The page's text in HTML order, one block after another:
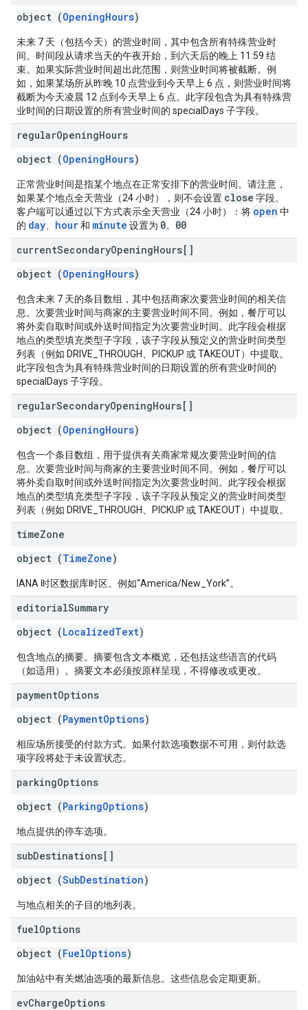
object (OpeningHours)
未来 7 天（包括今天）的营业时间，其中包含所有特殊营业时
间。时间段从请求当天的午夜开始，到六天后的晚上 11:59 结
束。如果实际营业时间超出此范围，则营业时间将被截断。例
如，如果某场所从昨晚 10 点营业到今天早上 6 点，则营业时间将
截断为今天凌晨 12 点到今天早上 6 点。此字段包含为具有特殊营
业时间的日期设置的所有营业时间的 specialDays 子字段。
regularOpeningHours
object (OpeningHours)
正常营业时间是指某个地点在正常安排下的营业时间。请注意，
如果某个地点全天营业（24 小时），则不会设置 close 字段。
客户端可以通过以下方式表示全天营业（24 小时）：将 open 中
的 day hour和 minute 设置为 0。 00
currentSecondaryOpeningHours[]
object (OpeningHours)
包含未来 7 天的条目数组，其中包括商家次要营业时间的相关信
息。次要营业时间与商家的主要营业时间不同。例如，餐厅可以
将外卖自取时间或外送时间指定为次要营业时间。此字段会根据
地点的类型填充类型子字段，该子字段从预定义的营业时间类型
列表（例如 DRIVE_THROUGH、PICKUP 或 TAKEOUT）中提取。
此字段包含为具有特殊营业时间的日期设置的所有营业时间的
specialDays 子字段。
regularSecondaryOpeningHours[]
object (OpeningHours)
包含一个条目数组，用于提供有关商家常规次要营业时间的信
息。次要营业时间与商家的主要营业时间不同。例如，餐厅可以
将外卖自取时间或外送时间指定为次要营业时间。此字段会根据
地点的类型填充类型子字段，该子字段从预定义的营业时间类型
列表（例如 DRIVE_THROUGH、PICKUP 或 TAKEOUT）中提取。
timeZone
object (TimeZone)
IANA 时区数据库时区。例如“America/New_York”。
editorialSummary
object (LocalizedText)
包含地点的摘要。摘要包含文本概览，还包括这些语言的代码
（如适用）。摘要文本必须按原样呈现，不得修改或更改。
paymentOptions
object (PaymentOptions)
相应场所接受的付款方式。如果付款选项数据不可用，则付款选
项字段将处于未设置状态。
parkingOptions
object (ParkingOptions)
地点提供的停车选项。
subDestinations[]
object (SubDestination)
与地点相关的子目的地列表。
fuelOptions
object (FuelOptions)
加油站中有关燃油选项的最新信息。这些信息会定期更新。
evChargeOptions